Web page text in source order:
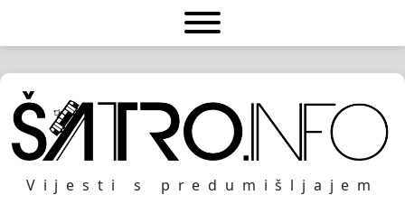
Vijesti s predumišljajem